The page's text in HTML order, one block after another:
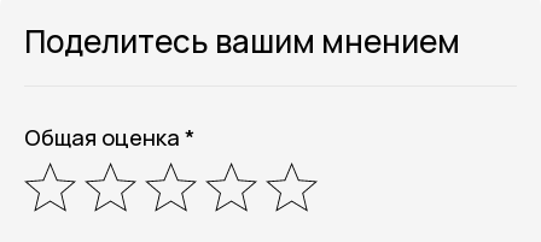
Поделитесь вашим мнением
Общая оценка *